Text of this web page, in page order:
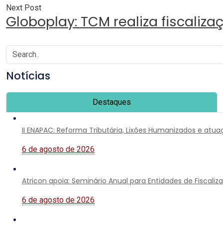
Next Post
Globoplay: TCM realiza
Notícias
Destaques
II ENAPAC: Reforma Tributária, Lixões Humanizados e
6 de agosto de 2026
Atricon apoia: Seminário Anual para Entidades de
6 de agosto de 2026